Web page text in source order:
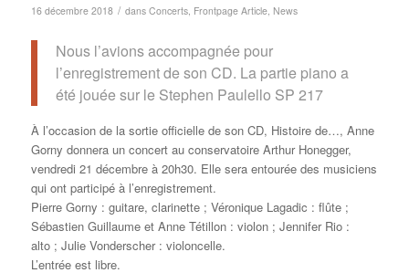
16 décembre 2018 / dans Concerts, Frontpage Article, News
Nous l’avions accompagnée pour
l’enregistrement de son CD. La partie piano a
été jouée sur le Stephen Paulello SP 217
À l’occasion de la sortie officielle de son CD, Histoire de…, Anne
Gorny donnera un concert au conservatoire Arthur Honegger,
vendredi 21 décembre à 20h30. Elle sera entourée des musiciens
qui ont participé à l’enregistrement.
Pierre Gorny : guitare, clarinette ; Véronique Lagadic : flûte ;
Sébastien Guillaume et Anne Tétillon : violon ; Jennifer Rio :
alto ; Julie Vonderscher : violoncelle.
L’entrée est libre.